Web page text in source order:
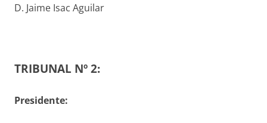
D. Jaime Isac Aguilar
TRIBUNAL Nº 2:
Presidente: